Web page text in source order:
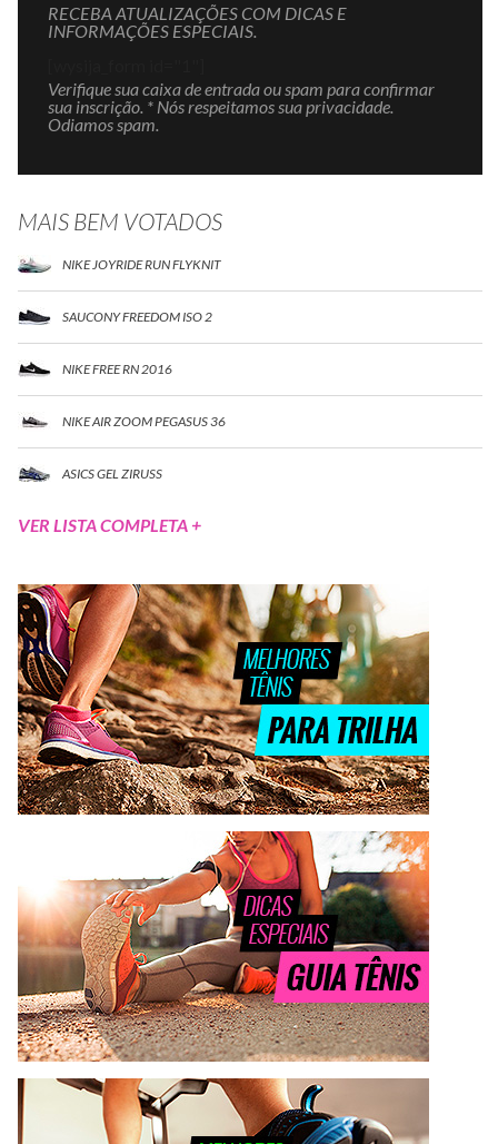
RECEBA ATUALIZAÇÕES COM DICAS E
INFORMAÇÕES ESPECIAIS.
Verifique sua caixa de entrada ou spam para confirmar
sua inscrição. * Nós respeitamos sua privacidade.
Odiamos spam.
MAIS BEM VOTADOS
NIKE JOYRIDE RUN FLYKNIT
SAUCONY FREEDOM ISO 2
NIKE FREE RN 2016
NIKE AIR ZOOM PEGASUS 36
ASICS GEL ZIRUSS
VER LISTA COMPLETA +